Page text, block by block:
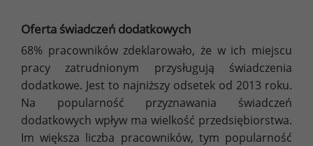
Oferta świadczeń dodatkowych
68% pracowników zdeklarowało, że w ich miejscu
pracy zatrudnionym przysługują świadczenia
dodatkowe. Jest to najniższy odsetek od 2013 roku.
Na popularność przyznawania świadczeń
dodatkowych wpływ ma wielkość przedsiębiorstwa.
Im większa liczba pracowników, tym popularność